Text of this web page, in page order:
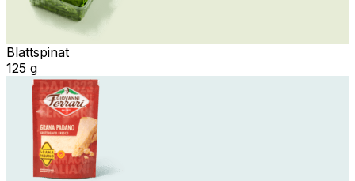
Blattspinat
125 g